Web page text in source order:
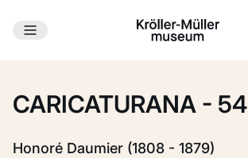
Ga naar hoofdinhoud
CARICATURANA - 54
Honoré Daumier (1808 - 1879)